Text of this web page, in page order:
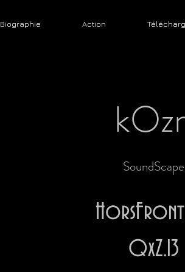
Biographie Action
SoundScape
QxZ.13